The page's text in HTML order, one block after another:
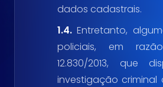
dados cadastrais.
1.4. Entretanto,
policiais, em
12.830/2013, que
investigação criminal